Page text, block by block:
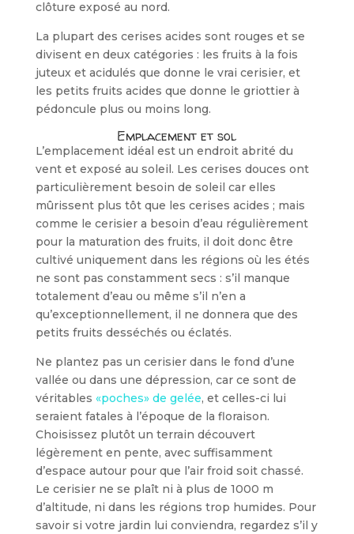
clôture exposé au nord.
La plupart des cerises acides sont rou­ges et se
divisent en deux catégories : les fruits à la fois
juteux et acidulés que donne le vrai cerisier, et
les petits fruits acides que donne le griottier à
pédoncule plus ou moins long.
Emplacement et sol
L’emplacement idéal est un endroit abrité du
vent et exposé au soleil. Les cerises douces ont
particulièrement besoin de soleil car elles
mûrissent plus tôt que les cerises acides ; mais
comme le cerisier a besoin d’eau régulièrement
pour la maturation des fruits, il doit donc être
cultivé uniquement dans les régions où les étés
ne sont pas constamment secs : s’il manque
totalement d’eau ou même s’il n’en a
qu’exceptionnellement, il ne donnera que des
petits fruits dessé­chés ou éclatés.
Ne plantez pas un cerisier dans le fond d’une
vallée ou dans une dépression, car ce sont de
véritables «poches» de gelée, et celles-ci lui
seraient fatales à l’époque de la floraison.
Choisissez plutôt un ter­rain découvert
légèrement en pente, avec suffisamment
d’espace autour pour que l’air froid soit chassé.
Le cerisier ne se plaît ni à plus de 1000 m
d’altitude, ni dans les régions trop humides. Pour
savoir si votre jardin lui conviendra, regardez s’il y